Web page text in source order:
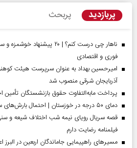
پربازدید پربحث
ناهار چی درست کنم؟ | ۲۰
فوری و اقتصادی
امیرحسین بهداد به عنوان سرپرست هیئت
آذربایجان شرقی منصوب شد
پرداخت مابه‌التفاوت حقوق بازنشستگان تأمین
دمای ۵۰ درجه در خوزستان | احتمال بارش‌های سیل‌آسا در ۳ استان
قصه سریال رویای نیمه شب اختلاف شیعه و
فیلمنامه رضایت دارم
مسیر‌های راهپیمایی جاماندگان اربعین در البرز